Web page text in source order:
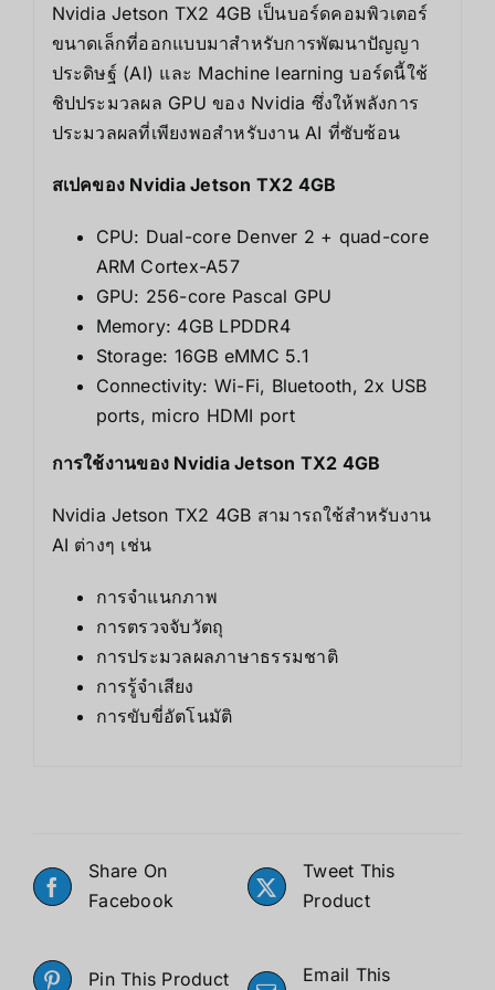
Nvidia Jetson TX2 4GB เป็นบอร์ดคอมพิวเตอร์
ขนาดเล็กที่ออกแบบมาสำหรับการพัฒนาปัญญา
ประดิษฐ์ (AI) และ Machine learning บอร์ดนี้ใช้
ชิปประมวลผล GPU ของ Nvidia ซึ่งให้พลังการ
ประมวลผลที่เพียงพอสำหรับงาน AI ที่ซับซ้อน
สเปคของ Nvidia Jetson TX2 4GB
CPU: Dual-core Denver 2 + quad-core
ARM Cortex-A57
GPU: 256-core Pascal GPU
Memory: 4GB LPDDR4
Storage: 16GB eMMC 5.1
Connectivity: Wi-Fi, Bluetooth, 2x USB
ports, micro HDMI port
การใช้งานของ Nvidia Jetson TX2 4GB
Nvidia Jetson TX2 4GB สามารถใช้สำหรับงาน
AI ต่างๆ เช่น
การจำแนกภาพ
การตรวจจับวัตถุ
การประมวลผลภาษาธรรมชาติ
การรู้จำเสียง
การขับขี่อัตโนมัติ
Share On
Facebook
Tweet This
Product
Pin This Product Email This